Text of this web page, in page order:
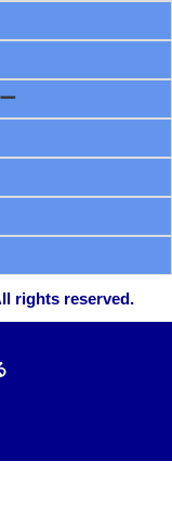
rights reserved.